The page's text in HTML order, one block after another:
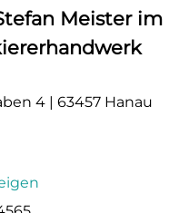
Meister im
4 | 63457 Hanau